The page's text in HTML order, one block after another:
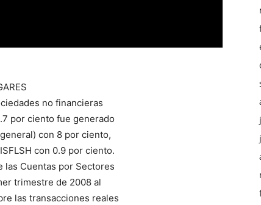
no financieras
por ciento fue generado
con 8 por ciento,
con 0.9 por ciento.
las Cuentas por Sectores
trimestre de 2008 al
las transacciones reales